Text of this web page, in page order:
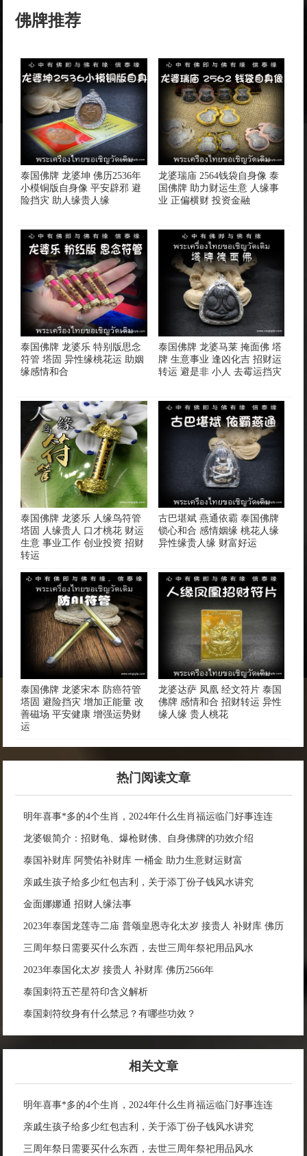
佛牌推荐
泰国佛牌 龙婆坤 佛历2536年
小模铜版自身像 平安辟邪 避
险挡灾 助人缘贵人缘
龙婆瑞庙 2564钱袋自身像 泰
国佛牌 助力财运生意 人缘事
业 正偏横财 投资金融
泰国佛牌 龙婆乐 特别版思念
符管 塔固 异性缘桃花运 助姻
缘感情和合
泰国佛牌 龙婆马莱 掩面佛 塔
牌 生意事业 逢凶化吉 招财运
转运 避是非 小人 去霉运挡灾
泰国佛牌 龙婆乐 人缘鸟符管
塔固 人缘贵人 口才桃花 财运
生意 事业工作 创业投资 招财
转运
古巴堪斌 燕通依霸 泰国佛牌
锁心和合 感情姻缘 桃花人缘
异性缘贵人缘 财富好运
泰国佛牌 龙婆宋本 防癌符管
塔固 避险挡灾 增加正能量 改
善磁场 平安健康 增强运势财
运
龙婆达萨 凤凰 经文符片 泰国
佛牌 感情和合 招财转运 异性
缘人缘 贵人桃花
热门阅读文章
明年喜事*多的4个生肖，2024年什么生肖福运临门好事连连
龙婆银简介：招财龟、爆枪财佛、自身佛牌的功效介绍
泰国补财库 阿赞佑补财库 一桶金 助力生意财运财富
亲戚生孩子给多少红包吉利，关于添丁份子钱风水讲究
金面娜娜通 招财人缘法事
2023年泰国龙莲寺二庙 普颂皇恩寺化太岁 接贵人 补财库 佛历
2566年
三周年祭日需要买什么东西，去世三周年祭祀用品风水
2023年泰国化太岁 接贵人 补财库 佛历2566年
泰国刺符五芒星符印含义解析
泰国刺符纹身有什么禁忌？有哪些功效？
相关文章
明年喜事*多的4个生肖，2024年什么生肖福运临门好事连连
亲戚生孩子给多少红包吉利，关于添丁份子钱风水讲究
三周年祭日需要买什么东西，去世三周年祭祀用品风水